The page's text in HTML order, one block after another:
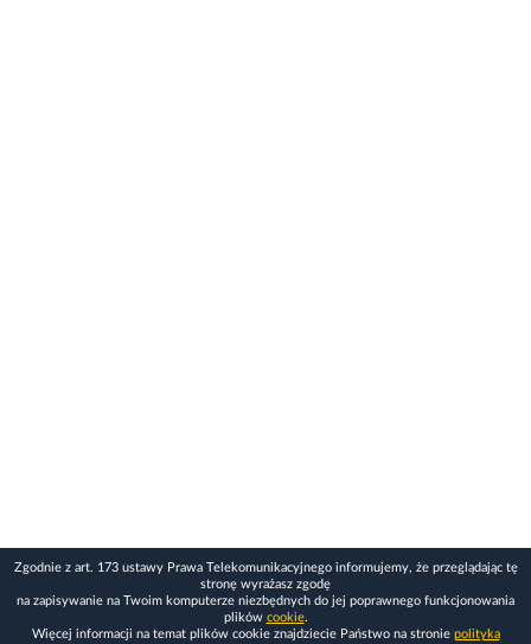
Zgodnie z art. 173 ustawy Prawa Telekomunikacyjnego informujemy, że przeglądając tę
stronę wyrażasz zgodę
na zapisywanie na Twoim komputerze niezbędnych do jej poprawnego funkcjonowania
plików cookie.
Więcej informacji na temat plików cookie znajdziecie Państwo na stronie polityka